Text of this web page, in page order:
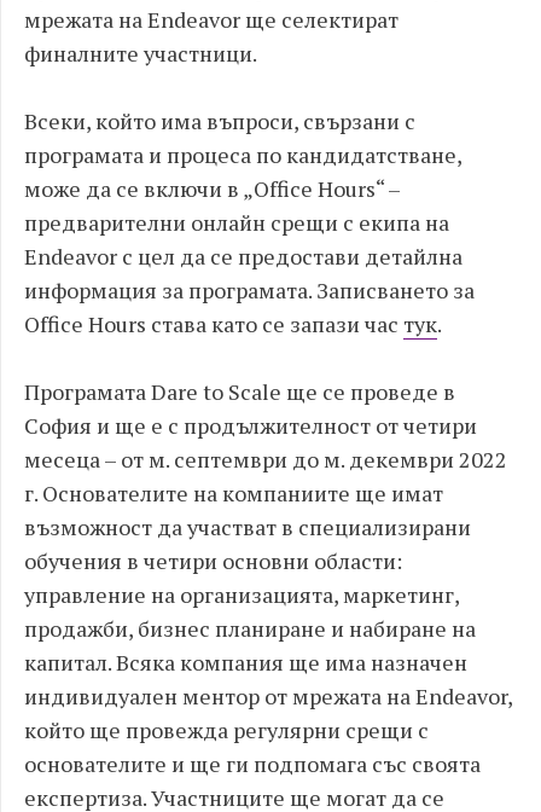
мрежата на Endeavor ще селектират
финалните участници.
Всеки, който има въпроси, свързани с
програмата и процеса по кандидатстване,
може да се включи в „Office Hours“ –
предварителни онлайн срещи с екипа на
Endeavor с цел да се предостави детайлна
информация за програмата. Записването за
Office Hours става като се запази час тук.
Програмата Dare to Scale ще се проведе в
София и ще е с продължителност от четири
месеца – от м. септември до м. декември 2022
г. Основателите на компаниите ще имат
възможност да участват в специализирани
обучения в четири основни области:
управление на организацията, маркетинг,
продажби, бизнес планиране и набиране на
капитал. Всяка компания ще има назначен
индивидуален ментор от мрежата на Endeavor,
който ще провежда регулярни срещи с
основателите и ще ги подпомага със своята
експертиза. Участниците ще могат да се